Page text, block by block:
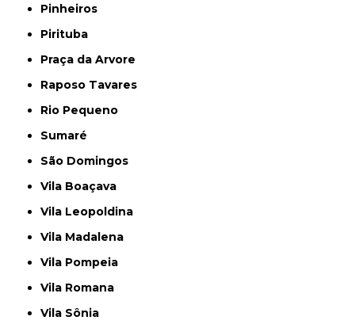
Pinheiros
Pirituba
Praça da Arvore
Raposo Tavares
Rio Pequeno
Sumaré
São Domingos
Vila Boaçava
Vila Leopoldina
Vila Madalena
Vila Pompeia
Vila Romana
Vila Sônia